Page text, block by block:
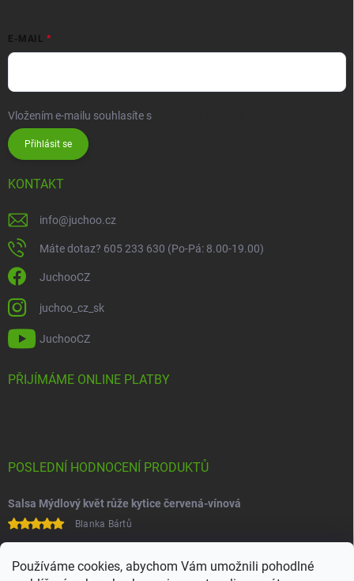
Používáme cookies, abychom Vám umožnili pohodlné
E-MAIL
Vložením e-mailu souhlasíte s
Přihlásit se
KONTAKT
info@juchoo.cz
Máte dotaz? 605 233 630 (Po-Pá: 8.00-19.00)
JuchooCZ
juchoo_cz_sk
JuchooCZ
PŘIJÍMÁME ONLINE PLATBY
POSLEDNÍ HODNOCENÍ PRODUKTŮ
Salsa Mýdlový květ růže kytice červená-vínová
Blanka Bártů